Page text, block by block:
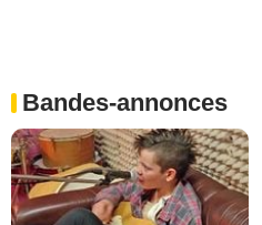
Bandes-annonces